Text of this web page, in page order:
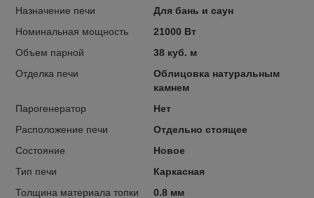
Назначение печи
Для бань и саун
Номинальная мощность
21000 Вт
Объем парной
38 куб. м
Отделка печи
Облицовка натуральным
камнем
Парогенератор
Нет
Расположение печи
Отдельно стоящее
Состояние
Новое
Тип печи
Каркасная
Толщина материала топки
0.8 мм